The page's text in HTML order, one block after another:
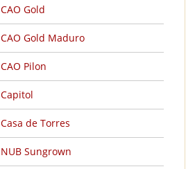
CAO Gold
CAO Gold Maduro
CAO Pilon
Capitol
Casa de Torres
NUB Sungrown